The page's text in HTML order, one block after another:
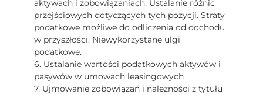
aktywach i zobowiązaniach. Ustalanie różnic
przejściowych dotyczących tych pozycji. Straty
podatkowe możliwe do odliczenia od dochodu
w przyszłości. Niewykorzystane ulgi
podatkowe.
6. Ustalanie wartości podatkowych aktywów i
pasywów w umowach leasingowych
7. Ujmowanie zobowiązań i należności z tytułu